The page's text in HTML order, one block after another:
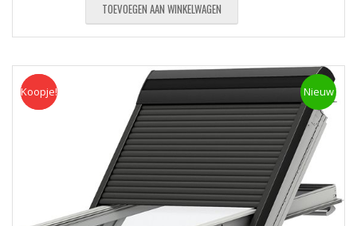
TOEVOEGEN AAN WINKELWAGEN
Koopje Nieuw
Koopje!